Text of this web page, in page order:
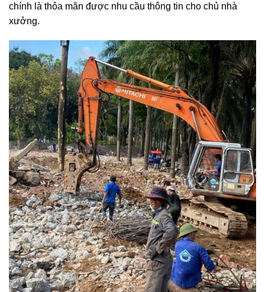
chính là thỏa mãn được nhu cầu thông tin cho chủ nhà
xưởng.